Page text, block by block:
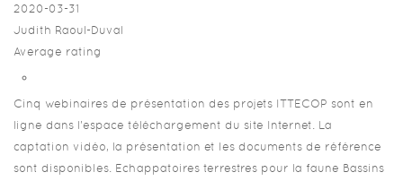
2020-03-31
Judith Raoul-Duval
Average rating
Cinq webinaires de présentation des projets ITTECOP sont en
ligne dans l'espace téléchargement du site Internet. La
captation vidéo, la présentation et les documents de référence
sont disponibles. Echappatoires terrestres pour la faune Bassins